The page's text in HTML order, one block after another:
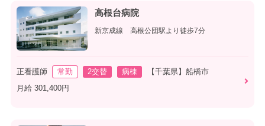
高根台病院
新京成線 高根公団駅より徒歩7分
正看護師 常勤 2交替 病棟
【千葉県】船橋市
月給 301,400円